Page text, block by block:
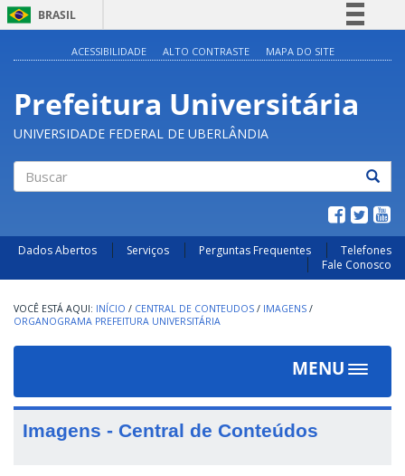
BRASIL
Participe
Acesso à informação
ACESSIBILIDADE ALTO CONTRASTE MAPA DO SITE
Prefeitura Universitária
UNIVERSIDADE FEDERAL DE UBERLÂNDIA
Dados Abertos Serviços Perguntas Frequentes
Telefones
Fale Conosco
INÍCIO / CENTRAL DE CONTEUDOS / IMAGENS /
ORGANOGRAMA PREFEITURA UNIVERSITÁRIA
MENU
Toggle
Imagens - Central de Conteúdos